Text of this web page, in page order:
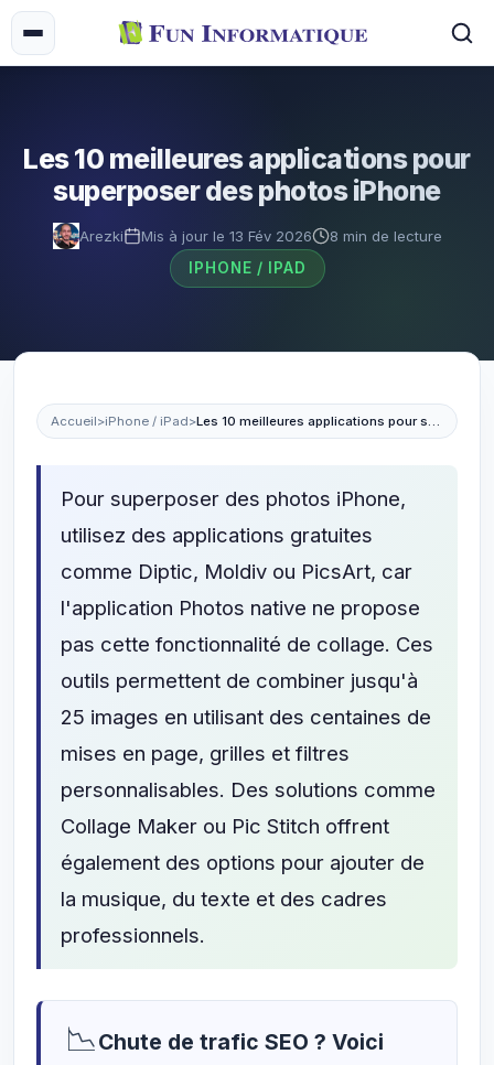
Les 10 meilleures applications pour
superposer des photos iPhone
Arezki Mis à jour le 13 Fév 2026
8 min de lecture
IPHONE / IPAD
Accueil>iPhone / iPad> Les 10 meilleures applications pour superposer des photos iPhone
Pour superposer des photos iPhone,
utilisez des applications gratuites
comme Diptic, Moldiv ou PicsArt, car
l'application Photos native ne propose
pas cette fonctionnalité de collage. Ces
outils permettent de combiner jusqu'à
25 images en utilisant des centaines de
mises en page, grilles et filtres
personnalisables. Des solutions comme
Collage Maker ou Pic Stitch offrent
également des options pour ajouter de
la musique, du texte et des cadres
professionnels.
📉Chute de trafic SEO ? Voici